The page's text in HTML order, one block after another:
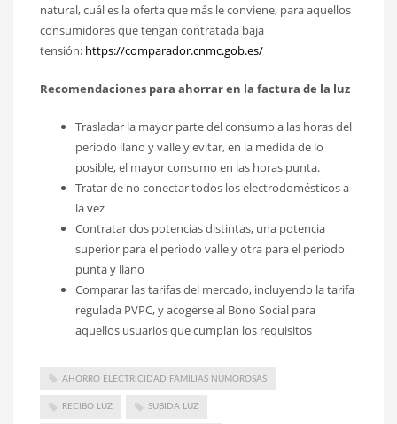
natural, cuál es la oferta que más le conviene, para aquellos
consumidores que tengan contratada baja
tensión: https://comparador.cnmc.gob.es/
Recomendaciones para ahorrar en la factura de la luz
Trasladar la mayor parte del consumo a las horas del
periodo llano y valle y evitar, en la medida de lo
posible, el mayor consumo en las horas punta.
Tratar de no conectar todos los electrodomésticos a
la vez
Contratar dos potencias distintas, una potencia
superior para el periodo valle y otra para el periodo
punta y llano
Comparar las tarifas del mercado, incluyendo la tarifa
regulada PVPC, y acogerse al Bono Social para
aquellos usuarios que cumplan los requisitos
AHORRO ELECTRICIDAD FAMILIAS NUMOROSAS
RECIBO LUZ SUBIDA LUZ